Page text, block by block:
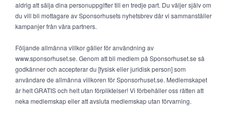
aldrig att sälja dina personuppgifter till en tredje part. Du väljer själv om
du vill bli mottagare av Sponsorhusets nyhetsbrev där vi sammanställer
kampanjer från våra partners.
Följande allmänna villkor gäller för användning av
www.sponsorhuset.se. Genom att bli medlem på Sponsorhuset.se så
godkänner och accepterar du [fysisk eller juridisk person] som
användare de allmänna villkoren för Sponsorhuset.se. Medlemskapet
är helt GRATIS och helt utan förpliktelser! Vi förbehåller oss rätten att
neka medlemskap eller att avsluta medlemskap utan förvarning.